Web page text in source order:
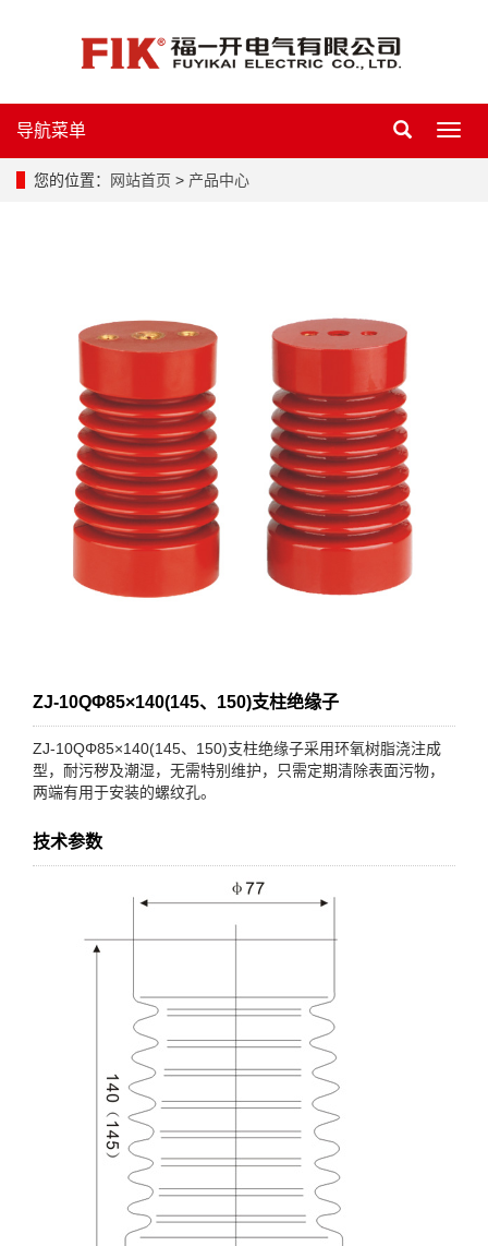
导
导航菜单
您的位置： 网站首页 > 产品中心
ZJ-10QΦ85×140(145、150)支柱绝缘子
ZJ-10QΦ85×140(145、150)支柱绝缘子采用环氧树脂浇注成
型，耐污秽及潮湿，无需特别维护，只需定期清除表面污物，
两端有用于安装的螺纹孔。
技术参数